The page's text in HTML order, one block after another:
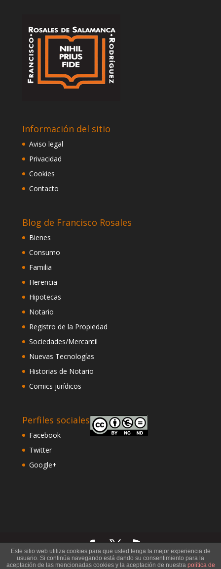
Información del sitio
Aviso legal
Privacidad
Cookies
Contacto
Blog de Francisco Rosales
Bienes
Consumo
Familia
Herencia
Hipotecas
Notario
Registro de la Propiedad
Sociedades/Mercantil
Nuevas Tecnologías
Historias de Notario
Comics jurídicos
Perfiles sociales
Facebook
Twitter
Google+
©Notario Francisco Rosales. Todos los derechos
Este sitio web utiliza cookies para que usted tenga la mejor experiencia de
usuario. Si continúa navegando está dando su consentimiento para la
aceptación de las mencionadas cookies y la aceptación de nuestra política de